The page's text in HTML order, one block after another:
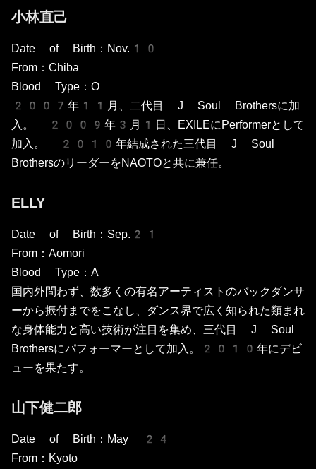
小林直己
Date of Birth：Nov.10
From：Chiba
Blood Type：O
2007年11月、二代目 J Soul Brothersに加
入。 2009年3月1日、EXILEにPerformerとして
加入。 2010年結成された三代目 J Soul
BrothersのリーダーをNAOTOと共に兼任。
ELLY
Date of Birth：Sep.21
From：Aomori
Blood Type：A
国内外問わず、数多くの有名アーティストのバックダンサ
ーから振付までをこなし、ダンス界で広く知られた類まれ
な身体能力と高い技術が注目を集め、三代目 J Soul
Brothersにパフォーマーとして加入。2010年にデビ
ューを果たす。
山下健二郎
Date of Birth：May 24
From：Kyoto